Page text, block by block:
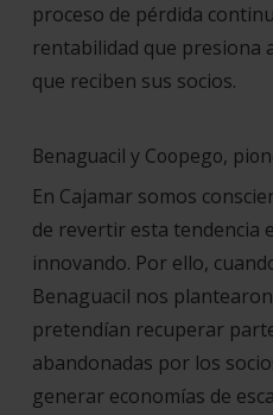
proceso de pérdida
rentabilidad que presiona
que reciben sus socios.
Benaguacil y Coopego,
En Cajamar somos
de revertir esta tendencia
innovando. Por ello,
Benaguacil nos
pretendían recuperar
abandonadas por los
generar economías de